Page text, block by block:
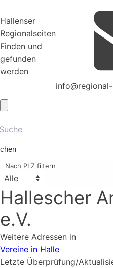
Hallenser
Regionalseiten
Finden und
gefunden
werden
Nach PLZ filtern
Hallescher
e.V.
Weitere Adressen in
Vereine in Halle
Letzte Überprüfung/